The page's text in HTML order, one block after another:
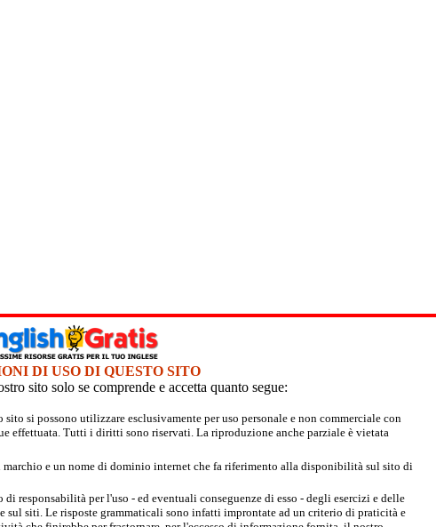
DI USO DI QUESTO SITO
sito solo se comprende e accetta quanto segue:
si possono utilizzare esclusivamente per uso personale e non commerciale con
effettuata. Tutti i diritti sono riservati. La riproduzione anche parziale è vietata
e un nome di dominio internet che fa riferimento alla disponibilità sul sito di
responsabilità per l'uso - ed eventuali conseguenze di esso - degli esercizi e delle
siti. Le risposte grammaticali sono infatti improntate ad un criterio di praticità e